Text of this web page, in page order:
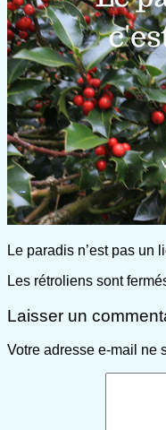
Le paradis n’est pas un
Les rétroliens sont
Laisser un
Votre adresse e-mail ne